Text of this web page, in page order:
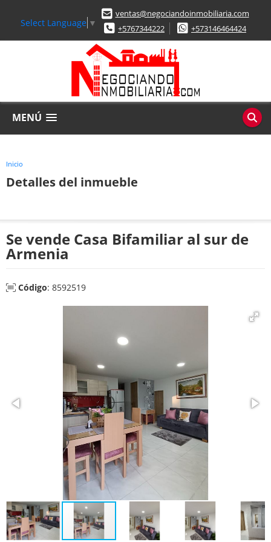
Select Language ▼
ventas@negociandoinmobiliaria.com
+5767344222
+573146464424
MENÚ
Inicio
Detalles del inmueble
Se vende Casa Bifamiliar al sur de
Armenia
Código: 8592519